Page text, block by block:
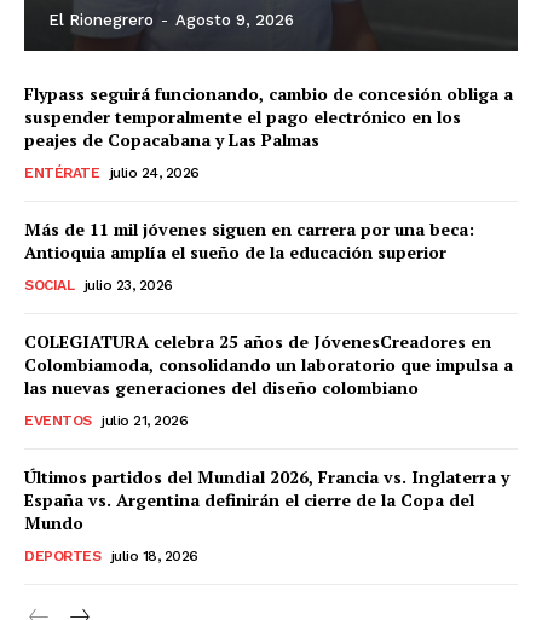
El Rionegrero - Agosto 9, 2026
Flypass seguirá funcionando, cambio de concesión obliga a
suspender temporalmente el pago electrónico en los
peajes de Copacabana y Las Palmas
ENTÉRATE julio 24, 2026
Más de 11 mil jóvenes siguen en carrera por una beca:
Antioquia amplía el sueño de la educación superior
SOCIAL julio 23, 2026
COLEGIATURA celebra 25 años de JóvenesCreadores en
Colombiamoda, consolidando un laboratorio que impulsa a
las nuevas generaciones del diseño colombiano
EVENTOS julio 21, 2026
Últimos partidos del Mundial 2026, Francia vs. Inglaterra y
España vs. Argentina definirán el cierre de la Copa del
Mundo
DEPORTES julio 18, 2026